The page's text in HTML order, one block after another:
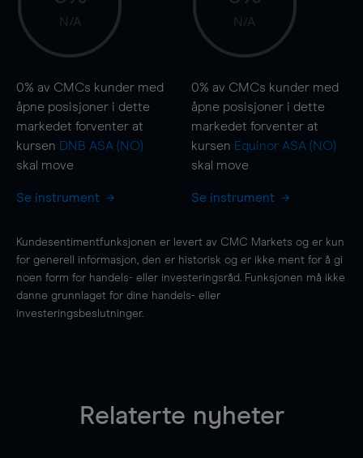
N/A
0% av CMCs kunder med
åpne posisjoner i dette
markedet forventer at
kursen DNB ASA (NO)
skal move
Se instrument
N/A
0% av CMCs kunder med
åpne posisjoner i dette
markedet forventer at
kursen Equinor ASA (NO)
skal move
Se instrument
Kundesentimentfunksjonen er levert av CMC Markets og er kun
for generell informasjon, den er historisk og er ikke ment for å gi
noen form for handels- eller investeringsråd. Funksjonen må ikke
danne grunnlaget for dine handels- eller
investeringsbeslutninger.
Relaterte nyheter